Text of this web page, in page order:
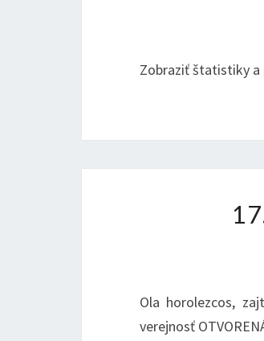
Zobraziť štatistiky a
Ola horolezcos,
verejnosť